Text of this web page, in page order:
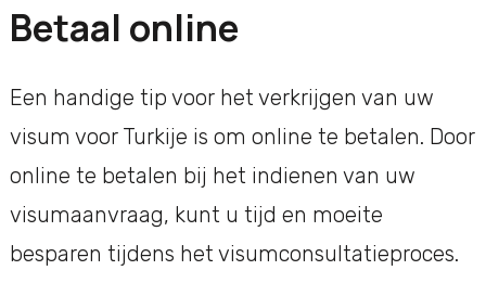
Betaal online
Een handige tip voor het verkrijgen van uw
visum voor Turkije is om online te betalen. Door
online te betalen bij het indienen van uw
visumaanvraag, kunt u tijd en moeite
besparen tijdens het visumconsultatieproces.